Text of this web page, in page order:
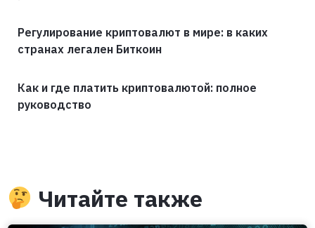
Регулирование криптовалют в мире: в каких
странах легален Биткоин
Как и где платить криптовалютой: полное
руководство
Читайте также